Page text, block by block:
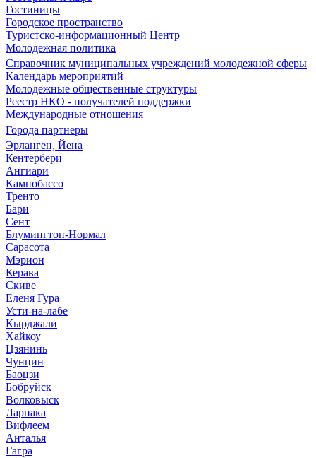
Гостиницы
Городское пространство
Туристско-информационный Центр
Молодежная политика
Справочник муниципальных учреждений молодежной сферы
Календарь мероприятий
Молодежные общественные структуры
Реестр НКО - получателей поддержки
Международные отношения
Города партнеры
Эрланген, Йена
Кентербери
Ангиари
Кампобассо
Тренто
Бари
Сент
Блумингтон-Нормал
Сарасота
Мэрион
Керава
Скиве
Еленя Гура
Усти-на-лабе
Кырджали
Хайкоу
Цзянинь
Чунцин
Баоцзи
Бобруйск
Волковыск
Ларнака
Вифлеем
Анталья
Гагра